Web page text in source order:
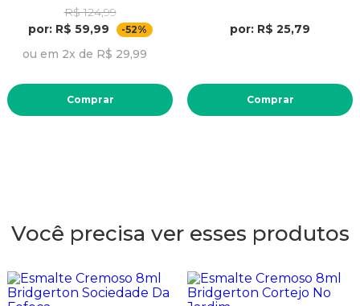
R$ 124,99
por: R$ 59,99
-52%
ou em 2x de R$ 29,99
Comprar
por: R$ 25,79
Comprar
Você precisa ver esses produtos